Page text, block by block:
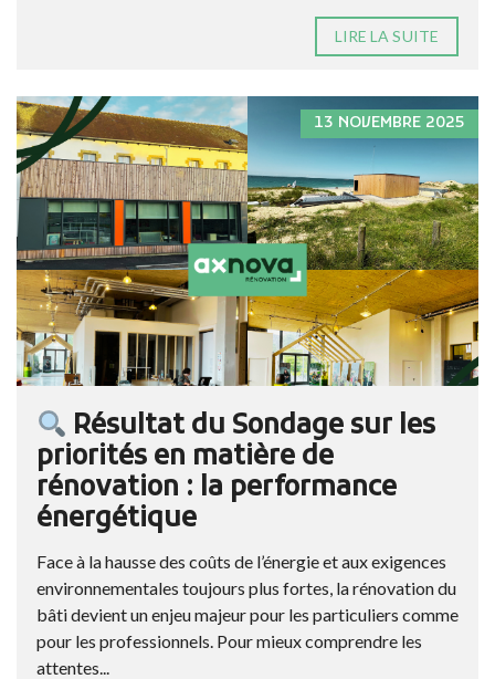
LIRE LA SUITE
13 NOVEMBRE 2025
Résultat du Sondage sur les
priorités en matière de
rénovation : la performance
énergétique
Face à la hausse des coûts de l’énergie et aux exigences
environnementales toujours plus fortes, la rénovation du
bâti devient un enjeu majeur pour les particuliers comme
pour les professionnels. Pour mieux comprendre les
attentes...